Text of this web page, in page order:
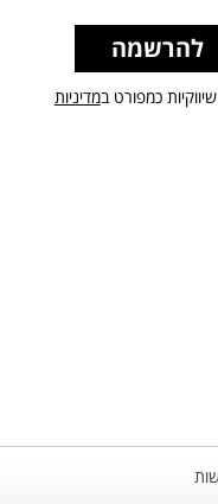
להרשמה
כמפורט במדיניות